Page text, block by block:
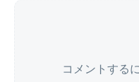
コメントする